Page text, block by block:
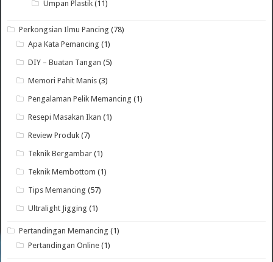
Umpan Plastik (11)
Perkongsian Ilmu Pancing (78)
Apa Kata Pemancing (1)
DIY – Buatan Tangan (5)
Memori Pahit Manis (3)
Pengalaman Pelik Memancing (1)
Resepi Masakan Ikan (1)
Review Produk (7)
Teknik Bergambar (1)
Teknik Membottom (1)
Tips Memancing (57)
Ultralight Jigging (1)
Pertandingan Memancing (1)
Pertandingan Online (1)